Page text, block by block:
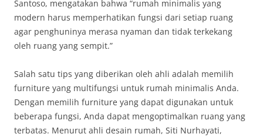
Santoso, mengatakan bahwa “rumah minimalis yang
modern harus memperhatikan fungsi dari setiap ruang
agar penghuninya merasa nyaman dan tidak terkekang
oleh ruang yang sempit.”
Salah satu tips yang diberikan oleh ahli adalah memilih
furniture yang multifungsi untuk rumah minimalis Anda.
Dengan memilih furniture yang dapat digunakan untuk
beberapa fungsi, Anda dapat mengoptimalkan ruang yang
terbatas. Menurut ahli desain rumah, Siti Nurhayati,